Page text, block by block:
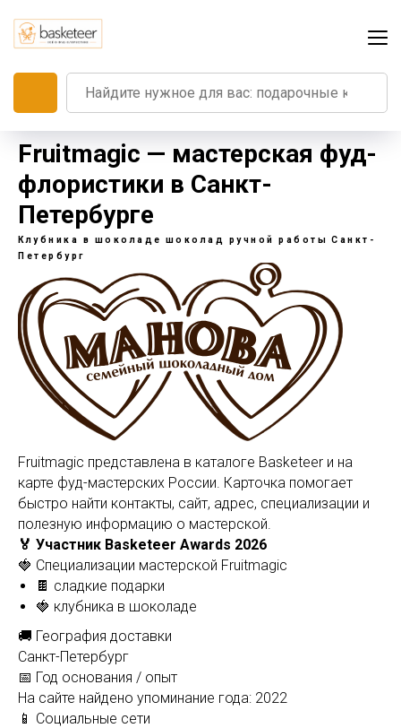
Fruitmagic — мастерская фуд-
флористики в Санкт-
Петербурге
Клубника в шоколаде шоколад ручной работы Санкт-
Петербург
Fruitmagic представлена в каталоге Basketeer и на
карте фуд-мастерских России. Карточка помогает
быстро найти контакты, сайт, адрес, специализации и
полезную информацию о мастерской.
🏅 Участник Basketeer Awards 2026
🍓 Специализации мастерской Fruitmagic
🍫 сладкие подарки
🍓 клубника в шоколаде
🚚 География доставки
Санкт-Петербург
📅 Год основания / опыт
На сайте найдено упоминание года: 2022
📱 Социальные сети